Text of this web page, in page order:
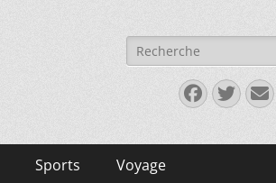
Rechercher :
E-
Sports Voyage